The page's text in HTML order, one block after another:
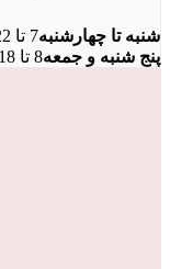
شنبه تا چهارشنبه7 تا 22
پنج شنبه و جمعه8 تا 18